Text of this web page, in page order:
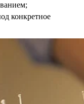
конкретное